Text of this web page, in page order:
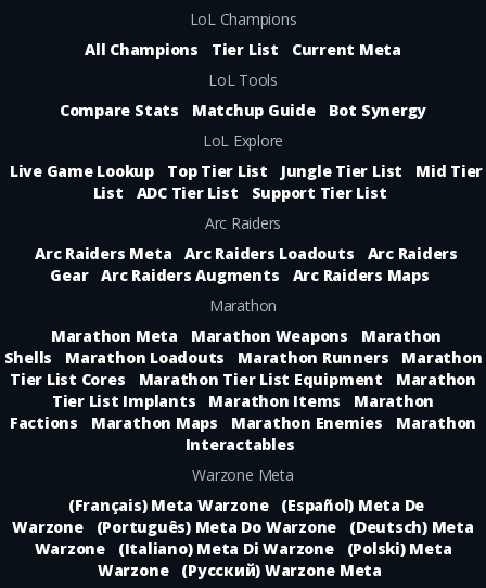
LoL Champions
All Champions
Tier List
Current Meta
LoL Tools
Compare Stats
Matchup Guide
Bot Synergy
LoL Explore
Live Game Lookup
Top Tier List Jungle Tier List
Mid Tier
List
ADC Tier List
Support Tier List
Arc Raiders
Arc Raiders Meta
Arc Raiders Loadouts
Arc Raiders
Gear
Arc Raiders Augments
Arc Raiders Maps
Marathon
Marathon Meta
Marathon Weapons
Marathon
Shells
Marathon Loadouts Marathon Runners
Marathon
Tier List Cores
Marathon Tier List Equipment
Marathon
Tier List Implants
Marathon Items
Marathon
Factions
Marathon Maps Marathon Enemies
Marathon
Interactables
Warzone Meta
(Français) Meta Warzone
(Español) Meta De
Warzone
(Português) Meta Do Warzone
(Deutsch) Meta
Warzone
(Italiano) Meta Di Warzone
(Polski) Meta
Warzone
(Русский) Warzone Meta